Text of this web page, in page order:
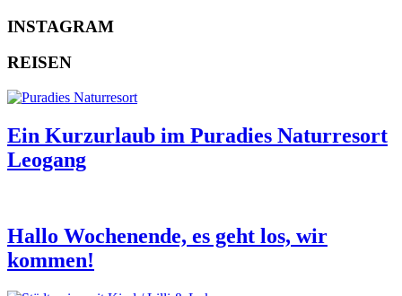
INSTAGRAM
REISEN
Ein Kurzurlaub im Puradies Naturresort
Leogang
Hallo Wochenende, es geht los, wir
kommen!